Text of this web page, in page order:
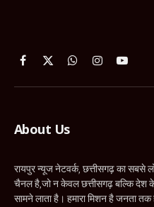
Facebook
X
WhatsApp
Instagram
About Us
रायपुर न्यूज नेटवर्क, छत्तीसगढ़ का सबसे
चैनल है,जो न केवल छत्तीसगढ़ बल्कि देश
सामने लाता है। हमारा मिशन है जनता तक